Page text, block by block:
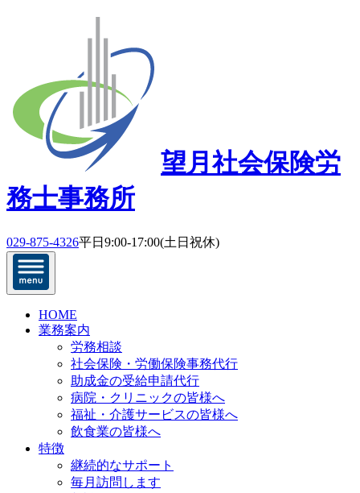
望月社会保険労
務士事務所
029-875-4326平日9:00-17:00(土日祝休)
HOME
業務案内
労務相談
社会保険・労働保険事務代行
助成金の受給申請代行
病院・クリニックの皆様へ
福祉・介護サービスの皆様へ
飲食業の皆様へ
特徴
継続的なサポート
毎月訪問します